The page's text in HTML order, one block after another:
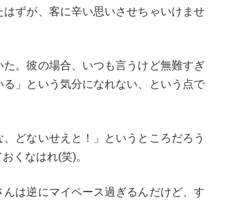
ずが、客に辛い思いさせちゃいけませ
。彼の場合、いつも言うけど無難すぎ
」という気分になれない、という点で
どないせえと！」というところだろう
くなはれ(笑)。
は逆にマイペース過ぎるんだけど、す